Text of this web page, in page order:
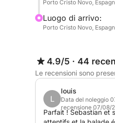
Porto Cristo Novo,
Luogo di arrivo:
Porto Cristo Novo,
4.9/5 · 44
Le recensioni sono
L
louis
Data del noleggio
recensione 07/08/
Parfait ! Sebastian et